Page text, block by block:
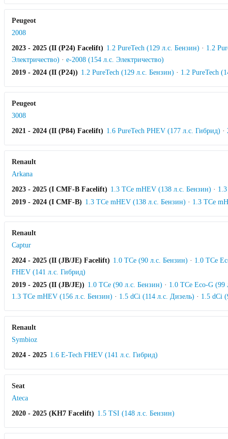
Peugeot
2008
2023 - 2025 (II (P24) Facelift) 1.2 PureTech (129 л.с. Бензин) · 1.2
Электричество) · e-2008 (154 л.с. Электричество)
2019 - 2024 (II (P24)) 1.2 PureTech (129 л.с. Бензин) · 1.2 PureTech
Peugeot
3008
2021 - 2024 (II (P84) Facelift) 1.6 PureTech PHEV (177 л.с. Гибрид) ·
Renault
Arkana
2023 - 2025 (I CMF-B Facelift) 1.3 TCe mHEV (138 л.с. Бензин) ·
2019 - 2024 (I CMF-B) 1.3 TCe mHEV (138 л.с. Бензин) · 1.3 TCe
Renault
Captur
2024 - 2025 (II (JB/JE) Facelift) 1.0 TCe (90 л.с. Бензин) · 1.0 TCe
FHEV (141 л.с. Гибрид)
2019 - 2025 (II (JB/JE)) 1.0 TCe (90 л.с. Бензин) · 1.0 TCe Eco-G
1.3 TCe mHEV (156 л.с. Бензин) · 1.5 dCi (114 л.с. Дизель) · 1.5 dCi
Renault
Symbioz
2024 - 2025 1.6 E-Tech FHEV (141 л.с. Гибрид)
Seat
Ateca
2020 - 2025 (KH7 Facelift) 1.5 TSI (148 л.с. Бензин)